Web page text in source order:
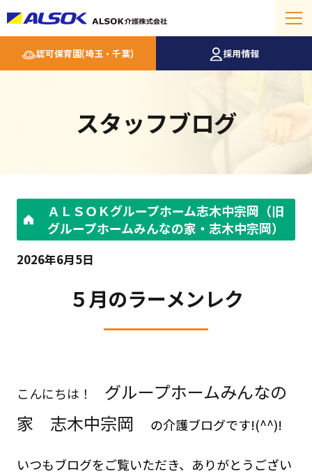
認可保育園(埼玉・千葉) 採用情報
スタッフブログ
ＡＬＳＯＫグループホーム志木中宗岡（旧
グループホームみんなの家・志木中宗岡）
2026年6月5日
５月のラーメンレク
こんにちは！ グループホームみんなの
家 志木中宗岡
の介護ブログです!(^^)!
いつもブログをご覧いただき、ありがとうござい